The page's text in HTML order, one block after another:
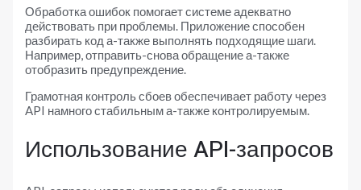
Обработка ошибок помогает системе адекватно
действовать при проблемы. Приложение способен
разбирать код а-также выполнять подходящие шаги.
Например, отправить-снова обращение а-также
отобразить предупреждение.
Грамотная контроль сбоев обеспечивает работу через
API намного стабильным а-также контролируемым.
Использование API-запросов